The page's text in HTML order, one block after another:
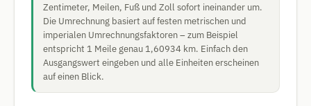
Zentimeter, Meilen, Fuß und Zoll sofort ineinander um.
Die Umrechnung basiert auf festen metrischen und
imperialen Umrechnungsfaktoren – zum Beispiel
entspricht 1 Meile genau 1,60934 km. Einfach den
Ausgangswert eingeben und alle Einheiten erscheinen
auf einen Blick.